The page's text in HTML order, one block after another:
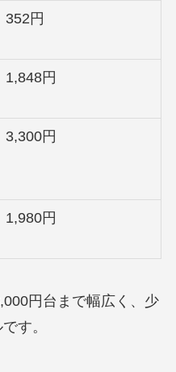
352円
1,848円
3,300円
1,980円
円台まで幅広く、少
す。